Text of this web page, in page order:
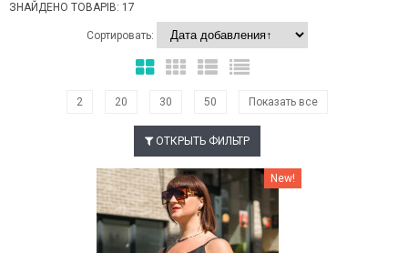
ЗНАЙДЕНО ТОВАРІВ: 17
Сортировать:
2 20 30 50 Показать все
ОТКРЫТЬ ФИЛЬТР
Наклейки Варіант з % New!